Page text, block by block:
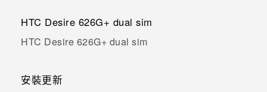
優惠專區
焦點訊息
銷售門市
銷售通路
支援服務
HTC Desire 626G+ dual sim
HTC Desire 626G+ dual sim
安裝更新